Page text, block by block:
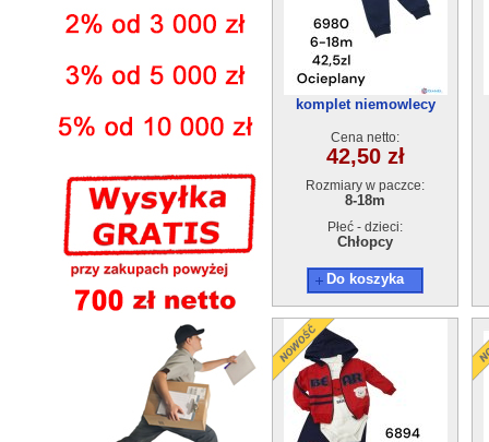
komplet niemowlecy
Cena netto:
42,50 zł
Rozmiary w paczce:
8-18m
Płeć - dzieci:
Chłopcy
Do koszyka